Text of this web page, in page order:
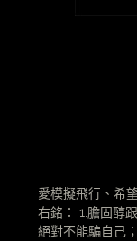
愛模擬飛行、希
右銘： 1.膽固醇
絕對不能騙自己